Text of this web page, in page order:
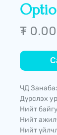
₮ 0.00
ЧД
Дүрслэх
Нийт
Нийт
Нийт